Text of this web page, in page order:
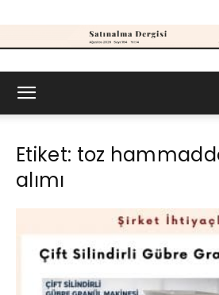
Dergisi
Etiket: toz
alımı